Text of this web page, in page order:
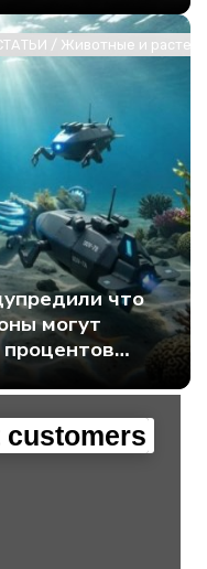
/ Животные и
что
могут
процентов
- Интернет